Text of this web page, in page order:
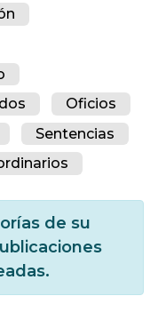
Oficios
Sentencias
de su